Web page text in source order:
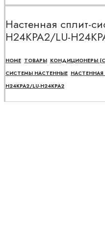
Настенная сплит-
H24KPA2/LU-
HOME ТОВАРЫ КОНДИЦИОНЕРЫ
СИСТЕМЫ НАСТЕННЫЕ НАСТЕННАЯ
H24KPA2/LU-H24KPA2